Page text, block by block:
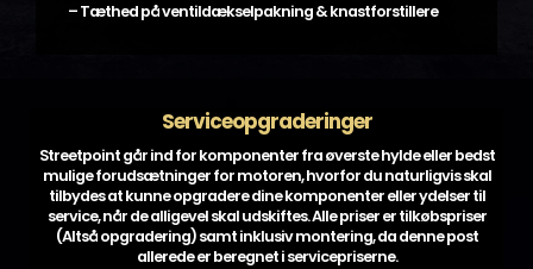
– Tæthed på ventildækselpakning & knastforstillere
Serviceopgraderinger
Streetpoint går ind for komponenter fra øverste hylde eller bedst
mulige forudsætninger for motoren, hvorfor du naturligvis skal
tilbydes at kunne opgradere dine komponenter eller ydelser til
service, når de alligevel skal udskiftes. Alle priser er tilkøbspriser
(Altså opgradering) samt inklusiv montering, da denne post
allerede er beregnet i servicepriserne.